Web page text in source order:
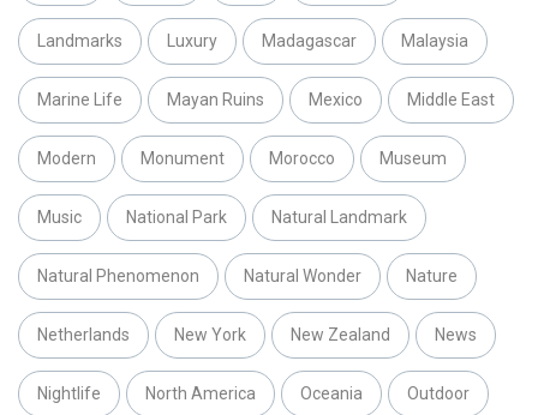
Landmarks Luxury Madagascar Malaysia
Marine Life Mayan Ruins Mexico Middle East
Modern Monument Morocco Museum
Music National Park Natural Landmark
Natural Phenomenon Natural Wonder Nature
Netherlands New York New Zealand News
Nightlife North America Oceania Outdoor